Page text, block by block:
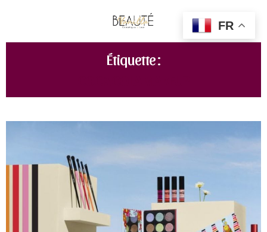
Étiquette :
FR